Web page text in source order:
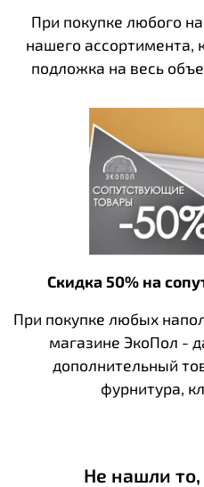
При покупке любого
нашего ассортимента,
подложка на весь
Скидка 50% на
При покупке любых
магазине ЭкоПол -
дополнительный
фурнитура,
Не нашли то,